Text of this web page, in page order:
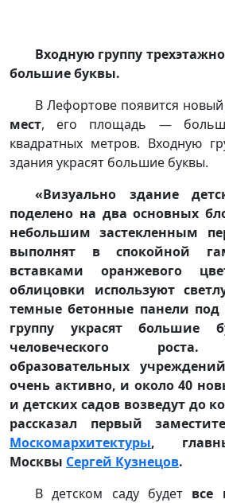
Входную группу
большие буквы.
В Лефортове появится новый
мест, его площадь —
квадратных метров. Входную
здания украсят большие буквы.
«Визуально здание
поделено на два основных
небольшим застекленным
выполнят в спокойной
вставками оранжевого
облицовки используют
темные бетонные панели
группу украсят большие
человеческого роста.
образовательных
очень активно, и около 40
и детских садов возведут до
рассказал первый
Москомархитектуры,
Москвы Сергей Кузнецов.
В детском саду будет все